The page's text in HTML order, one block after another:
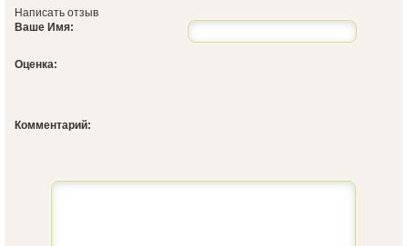
Написать отзыв
Ваше Имя:
Оценка:
Комментарий: